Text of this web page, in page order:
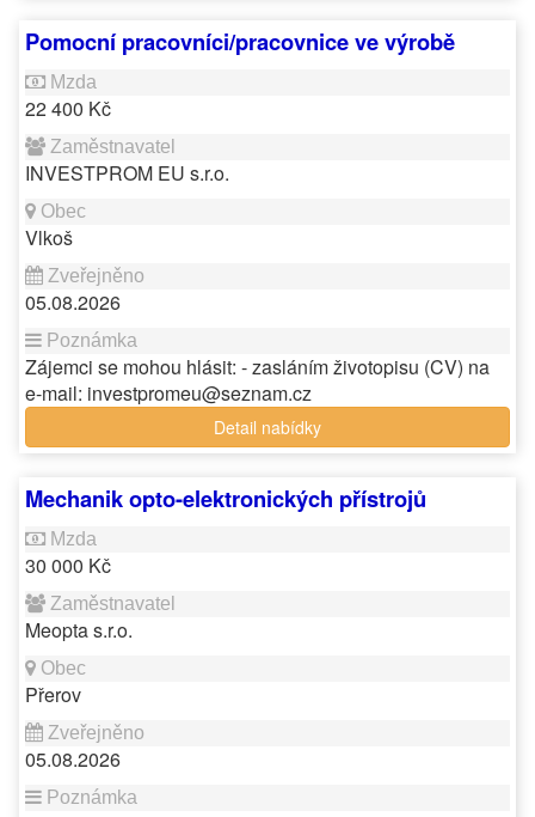
Pomocní pracovníci/pracovnice ve výrobě
22 400 Kč
INVESTPROM EU s.r.o.
Vlkoš
05.08.2026
Zájemci se mohou hlásit: - zasláním životopisu (CV) na
e-mail: investpromeu@seznam.cz
Detail nabídky
Mechanik opto-elektronických přístrojů
30 000 Kč
Meopta s.r.o.
Přerov
05.08.2026